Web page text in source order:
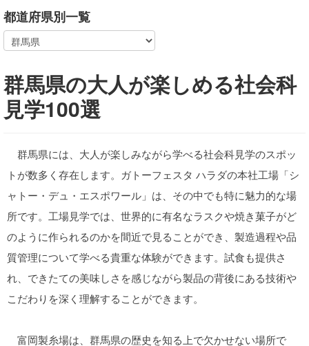
都道府県別一覧
群馬県の大人が楽しめる社会科
見学100選
群馬県には、大人が楽しみながら学べる社会科見学のスポッ
トが数多く存在します。ガトーフェスタ ハラダの本社工場「シ
ャトー・デュ・エスポワール」は、その中でも特に魅力的な場
所です。工場見学では、世界的に有名なラスクや焼き菓子がど
のように作られるのかを間近で見ることができ、製造過程や品
質管理について学べる貴重な体験ができます。試食も提供さ
れ、できたての美味しさを感じながら製品の背後にある技術や
こだわりを深く理解することができます。
富岡製糸場は、群馬県の歴史を知る上で欠かせない場所で